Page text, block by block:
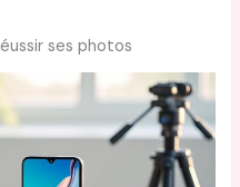
ses photos